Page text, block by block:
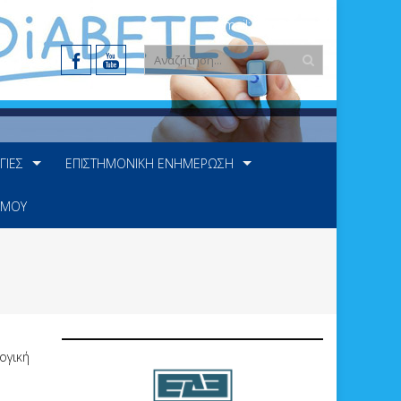
e-mail: info@ede.gr
ΕΠΙΣΤΗΜΟΝΙΚΉ ΕΝΗΜΈΡΩΣΗ
ΜΟΥ